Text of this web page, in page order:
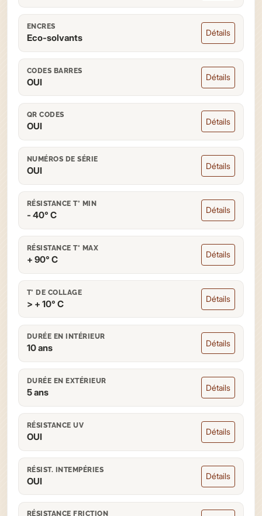
ENCRES
Eco-solvants Détails
CODES BARRES
OUI Détails
QR CODES
OUI Détails
NUMÉROS DE SÉRIE
OUI Détails
RÉSISTANCE T° MIN
- 40° C Détails
RÉSISTANCE T° MAX
+ 90° C Détails
T° DE COLLAGE
> + 10° C Détails
DURÉE EN INTÉRIEUR
10 ans Détails
DURÉE EN EXTÉRIEUR
5 ans Détails
RÉSISTANCE UV
OUI Détails
RÉSIST. INTEMPÉRIES
OUI Détails
RÉSISTANCE FRICTION